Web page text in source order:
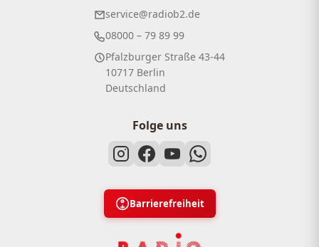
service@radiob2.de
08000 – 79 89 99
Pfalzburger Straße 43-44
10717 Berlin
Deutschland
Folge uns
Barrierefreiheit